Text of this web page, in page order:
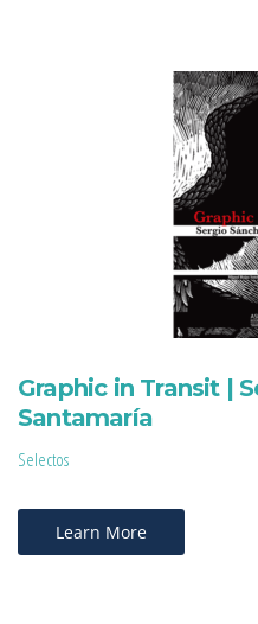
Graphic in Transit |
Santamaría
Selectos
Learn More